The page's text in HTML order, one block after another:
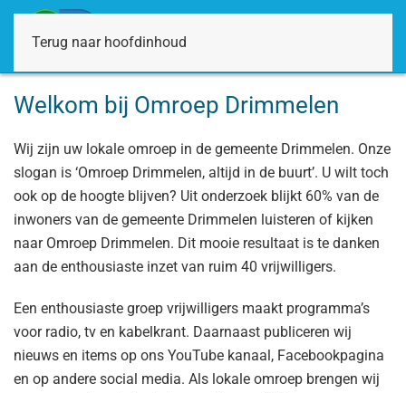
Terug naar hoofdinhoud
Welkom bij Omroep Drimmelen
Wij zijn uw lokale omroep in de gemeente Drimmelen. Onze
slogan is ‘Omroep Drimmelen, altijd in de buurt’. U wilt toch
ook op de hoogte blijven? Uit onderzoek blijkt 60% van de
inwoners van de gemeente Drimmelen luisteren of kijken
naar Omroep Drimmelen. Dit mooie resultaat is te danken
aan de enthousiaste inzet van ruim 40 vrijwilligers.
Een enthousiaste groep vrijwilligers maakt programma’s
voor radio, tv en kabelkrant. Daarnaast publiceren wij
nieuws en items op ons YouTube kanaal, Facebookpagina
en op andere social media. Als lokale omroep brengen wij